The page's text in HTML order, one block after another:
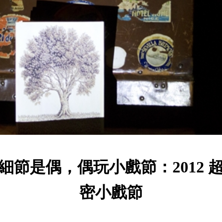
節是偶，偶玩小戲節：2012
密小戲節